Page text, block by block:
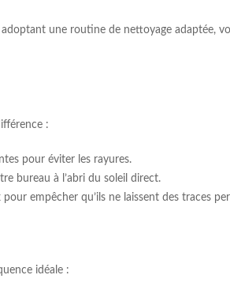
une routine de nettoyage adaptée,
:
pour éviter les rayures.
bureau à l’abri du soleil direct.
empêcher qu’ils ne laissent des traces
idéale :